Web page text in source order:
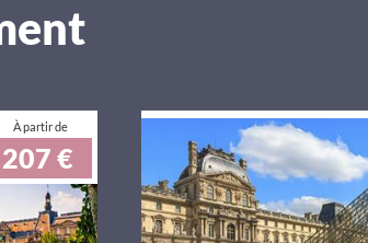
À partir de
207 €